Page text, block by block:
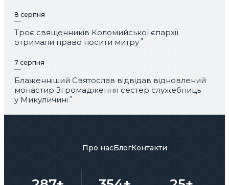
8 серпня
Троє священників Коломийської єпархії
отримали право носити митру
7 серпня
Блаженніший Святослав відвідав відновлений
монастир Згромадження сестер служебниць
у Микуличині
Про насБлогКонтакти